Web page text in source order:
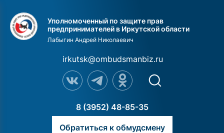
Уполномоченный по защите прав
предпринимателей в Иркутской области
Лабыгин Андрей Николаевич
irkutsk@ombudsmanbiz.ru
8 (3952) 48-85-35
Обратиться к обмудсмену